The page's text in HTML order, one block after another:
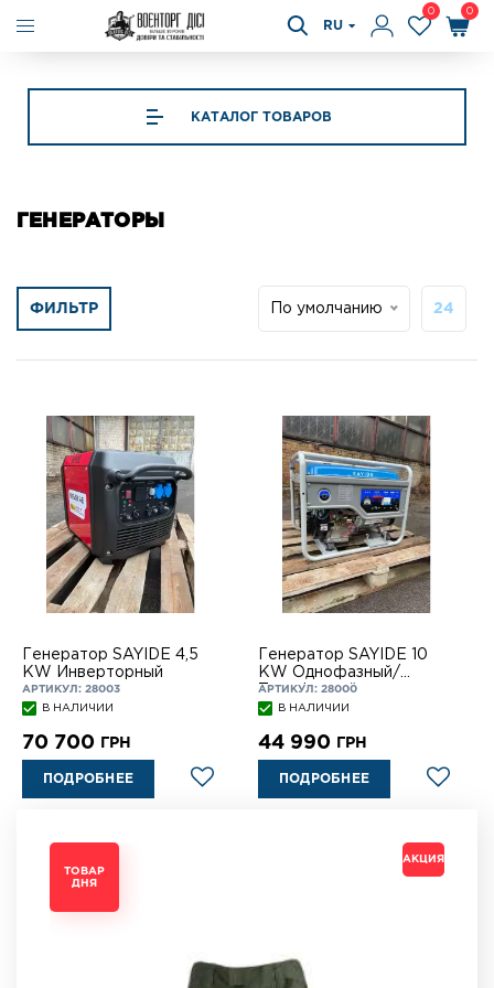
RU
0 0
КАТАЛОГ ТОВАРОВ
ГЕНЕРАТОРЫ
ФИЛЬТР По умолчанию 24
Генератор SAYIDE 4,5
KW Инверторный
АРТИКУЛ: 28003
В НАЛИЧИИ
70 700 ГРН
ПОДРОБНЕЕ
Генератор SAYIDE 10
KW Однофазный/
Трехфазный
АРТИКУЛ: 28000
В НАЛИЧИИ
44 990 ГРН
ПОДРОБНЕЕ
ТОВАР
ДНЯ
АКЦИЯ
ТОВАР
ДНЯ
АКЦИЯ
ТОВАР
ДНЯ
АКЦИЯ
ТОВАР
ДНЯ
АКЦИЯ